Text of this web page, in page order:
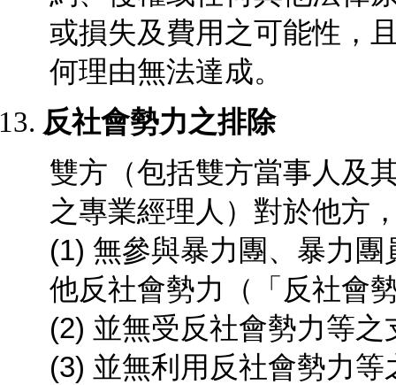
或損失及費用之可能性，
何理由無法達成。
反社會勢力之排除
雙方（包括雙方當事人及
之專業經理人）對於他方
(1) 無參與暴力團、暴力
他反社會勢力（「反社會
(2) 並無受反社會勢力等之
(3) 並無利用反社會勢力等